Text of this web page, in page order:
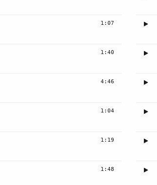
1:07
1:40
4:46
1:04
1:19
1:48